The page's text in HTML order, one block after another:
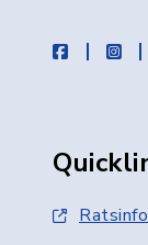
facebook